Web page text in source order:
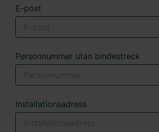
E-post
Personnummer utan bindestreck
Installationsadress